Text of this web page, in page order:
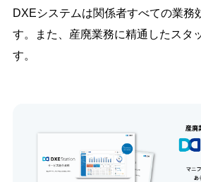
DXEシステムは関係者すべての業務
す。また、産廃業務に精通したスタ
す。